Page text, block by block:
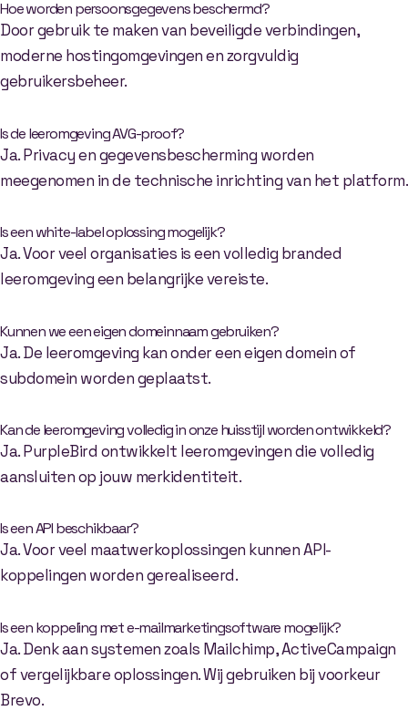
Hoe worden persoonsgegevens beschermd?
Door gebruik te maken van beveiligde verbindingen,
moderne hostingomgevingen en zorgvuldig
gebruikersbeheer.
Is de leeromgeving AVG-proof?
Ja. Privacy en gegevensbescherming worden
meegenomen in de technische inrichting van het platform.
Is een white-label oplossing mogelijk?
Ja. Voor veel organisaties is een volledig branded
leeromgeving een belangrijke vereiste.
Kunnen we een eigen domeinnaam gebruiken?
Ja. De leeromgeving kan onder een eigen domein of
subdomein worden geplaatst.
Kan de leeromgeving volledig in onze huisstijl worden ontwikkeld?
Ja. PurpleBird ontwikkelt leeromgevingen die volledig
aansluiten op jouw merkidentiteit.
Is een API beschikbaar?
Ja. Voor veel maatwerkoplossingen kunnen API-
koppelingen worden gerealiseerd.
Is een koppeling met e-mailmarketingsoftware mogelijk?
Ja. Denk aan systemen zoals Mailchimp, ActiveCampaign
of vergelijkbare oplossingen. Wij gebruiken bij voorkeur
Brevo.